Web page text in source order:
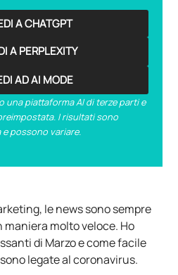
A CHATGPT
A PERPLEXITY
AD AI MODE
una piattaforma AI di terze parti e
I risultati sono
possono variare.
le news sono sempre
molto veloce. Ho
di Marzo e come facile
legate al coronavirus.